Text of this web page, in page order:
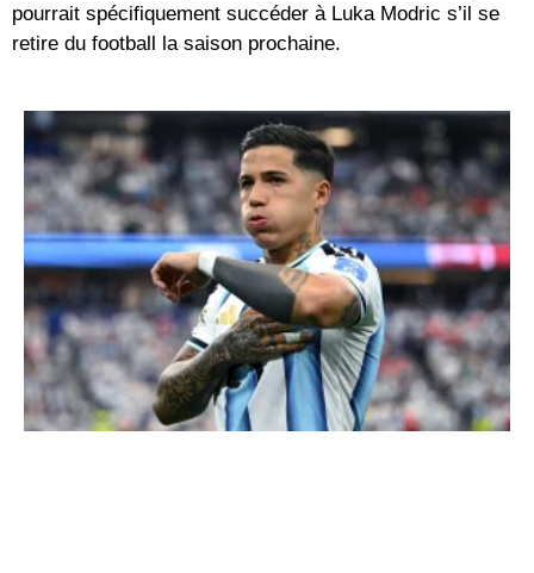
pourrait spécifiquement succéder à Luka Modric s’il se
retire du football la saison prochaine.